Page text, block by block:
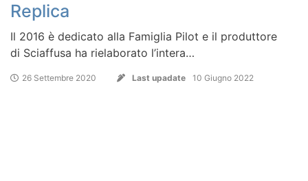
Replica
Il 2016 è dedicato alla Famiglia Pilot e il produttore
di Sciaffusa ha rielaborato l’intera…
26 Settembre 2020 Last upadate 10 Giugno 2022